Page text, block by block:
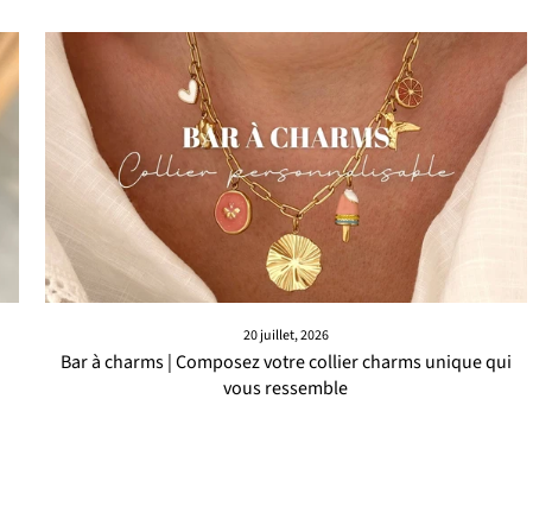
20 juillet, 2026
Bar à charms | Composez votre collier charms unique qui
vous ressemble